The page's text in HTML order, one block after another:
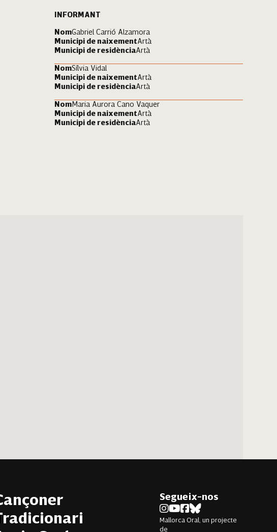
INFORMANT
NomGabriel Carrió Alzamora
Municipi de naixementArtà
Municipi de residènciaArtà
NomSílvia Vidal
Municipi de naixementArtà
Municipi de residènciaArtà
NomMaria Aurora Cano Vaquer
Municipi de naixementArtà
Municipi de residènciaArtà
Segueix-nos
Mallorca Oral, un projecte
de